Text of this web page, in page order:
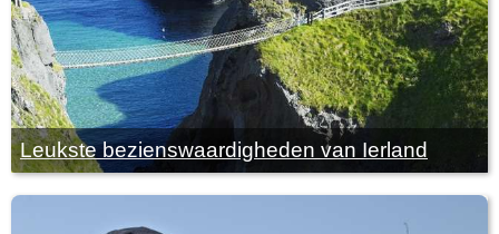
Leukste bezienswaardigheden van Ierland